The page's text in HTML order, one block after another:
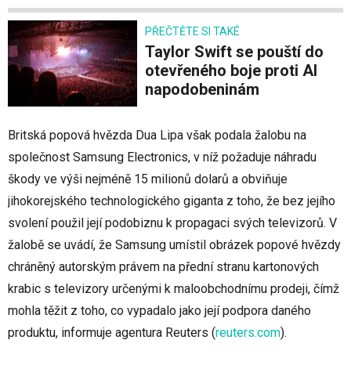
PŘEČTĚTE SI TAKÉ
Taylor Swift se pouští do
otevřeného boje proti AI
napodobeninám
Britská popová hvězda Dua Lipa však podala žalobu na
společnost Samsung Electronics, v níž požaduje náhradu
škody ve výši nejméně 15 milionů dolarů a obviňuje
jihokorejského technologického giganta z toho, že bez jejího
svolení použil její podobiznu k propagaci svých televizorů. V
žalobě se uvádí, že Samsung umístil obrázek popové hvězdy
chráněný autorským právem na přední stranu kartonových
krabic s televizory určenými k maloobchodnímu prodeji, čímž
mohla těžit z toho, co vypadalo jako její podpora daného
produktu, informuje agentura Reuters (reuters.com).